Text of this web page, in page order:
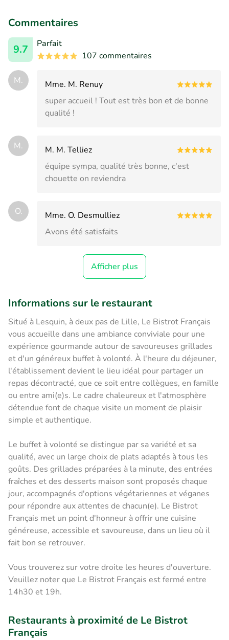
Commentaires
9.7
Parfait
107 commentaires
M.
Mme. M. Renuy
super accueil ! Tout est très bon et de bonne
qualité !
M.
M. M. Telliez
équipe sympa, qualité très bonne, c'est
chouette on reviendra
O.
Mme. O. Desmulliez
Avons été satisfaits
Afficher plus
Informations sur le restaurant
Situé à Lesquin, à deux pas de Lille, Le Bistrot Français
vous accueille dans une ambiance conviviale pour une
expérience gourmande autour de savoureuses grillades
et d'un généreux buffet à volonté. À l'heure du déjeuner,
l'établissement devient le lieu idéal pour partager un
repas décontracté, que ce soit entre collègues, en famille
ou entre ami(e)s. Le cadre chaleureux et l'atmosphère
détendue font de chaque visite un moment de plaisir
simple et authentique.
Le buffet à volonté se distingue par sa variété et sa
qualité, avec un large choix de plats adaptés à tous les
goûts. Des grillades préparées à la minute, des entrées
fraîches et des desserts maison sont proposés chaque
jour, accompagnés d'options végétariennes et véganes
pour répondre aux attentes de chacun(e). Le Bistrot
Français met un point d'honneur à offrir une cuisine
généreuse, accessible et savoureuse, dans un lieu où il
fait bon se retrouver.
Vous trouverez sur votre droite les heures d'ouverture.
Veuillez noter que Le Bistrot Français est fermé entre
14h30 et 19h.
Restaurants à proximité de Le Bistrot
Français